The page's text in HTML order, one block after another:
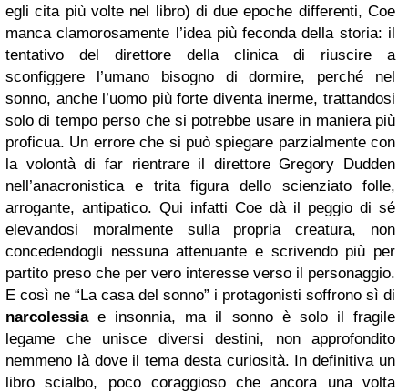
egli cita più volte nel libro) di due epoche differenti, Coe
manca clamorosamente l’idea più feconda della storia: il
tentativo del direttore della clinica di riuscire a
sconfiggere l’umano bisogno di dormire, perché nel
sonno, anche l’uomo più forte diventa inerme, trattandosi
solo di tempo perso che si potrebbe usare in maniera più
proficua. Un errore che si può spiegare parzialmente con
la volontà di far rientrare il direttore Gregory Dudden
nell’anacronistica e trita figura dello scienziato folle,
arrogante, antipatico. Qui infatti Coe dà il peggio di sé
elevandosi moralmente sulla propria creatura, non
concedendogli nessuna attenuante e scrivendo più per
partito preso che per vero interesse verso il personaggio.
E così ne “La casa del sonno” i protagonisti soffrono sì di
narcolessiae insonnia, ma il sonno è solo il fragile
legame che unisce diversi destini, non approfondito
nemmeno là dove il tema desta curiosità. In definitiva un
libro scialbo, poco coraggioso che ancora una volta